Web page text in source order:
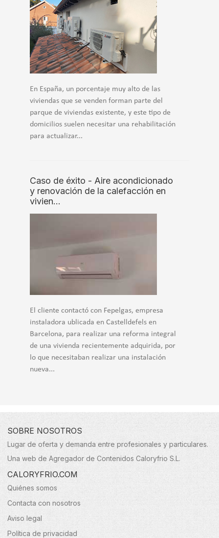
En España, un porcentaje muy alto de las
viviendas que se venden forman parte del
parque de viviendas existente, y este tipo de
domicilios suelen necesitar una rehabilitación
para actualizar...
Caso de éxito - Aire acondicionado
y renovación de la calefacción en
vivien…
El cliente contactó con Fepelgas, empresa
instaladora ublicada en Castelldefels en
Barcelona, para realizar una reforma integral
de una vivienda recientemente adquirida, por
lo que necesitaban realizar una instalación
nueva...
SOBRE NOSOTROS
Lugar de oferta y demanda entre profesionales y particulares.
Una web de Agregador de Contenidos Caloryfrio S.L.
CALORYFRIO.COM
Quiénes somos
Contacta con nosotros
Aviso legal
Política de privacidad